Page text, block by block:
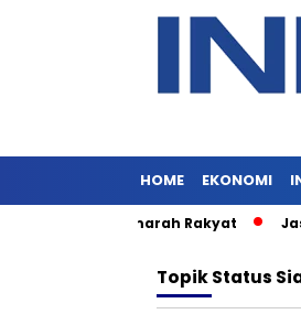
HOME EKONOMI
Picu Amarah Rakyat Jasa
TopikStatus